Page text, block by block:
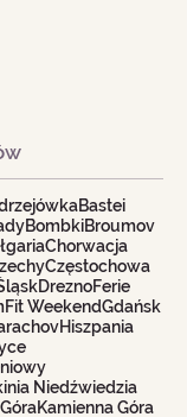
Bastei
BombkiBroumov
Chorwacja
Częstochowa
DreznoFerie
Fit WeekendGdańsk
Hiszpania
Niedźwiedzia
Kamienna Góra